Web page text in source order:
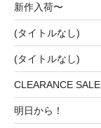
新作入荷〜
(タイトルなし)
(タイトルなし)
CLEARANCE SALE
明日から！